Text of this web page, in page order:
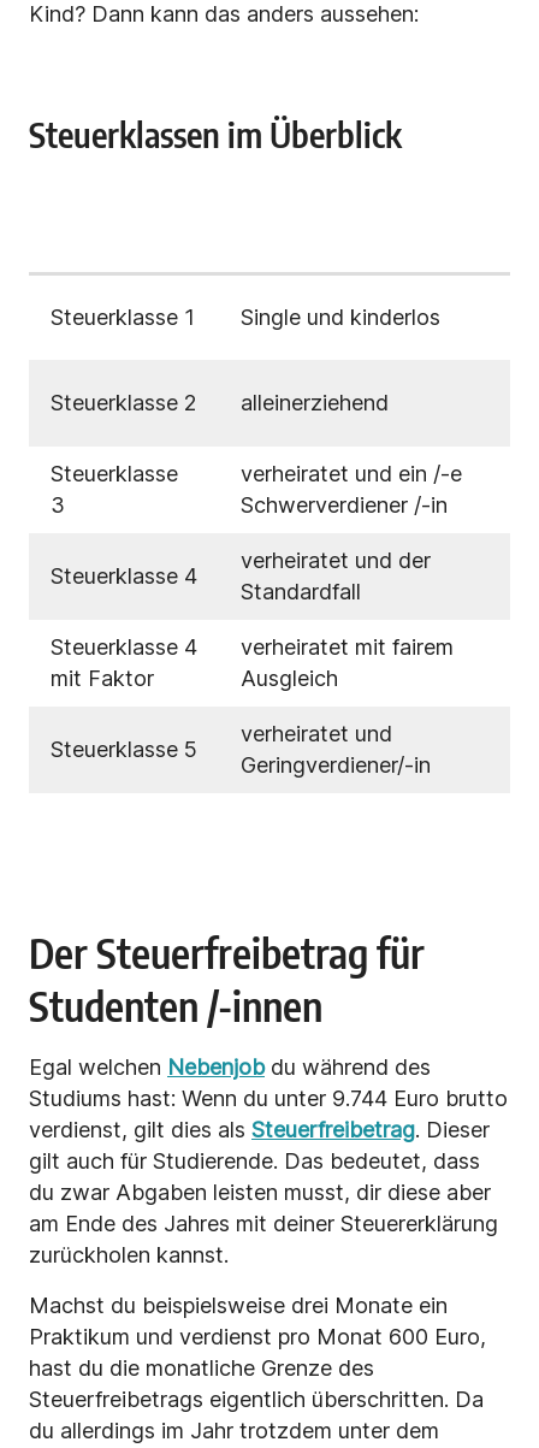
Kind? Dann kann das anders aussehen:
Steuerklassen im Überblick
Steuerklasse 1 Single und kinderlos
Steuerklasse 2 alleinerziehend
Steuerklasse
3
verheiratet und ein /-e
Schwerverdiener /-in
Steuerklasse 4
verheiratet und der
Standardfall
Steuerklasse 4
mit Faktor
verheiratet mit fairem
Ausgleich
Steuerklasse 5
verheiratet und
Geringverdiener/-in
Der Steuerfreibetrag für
Studenten /-innen
Egal welchen Nebenjobdu während des
Studiums hast: Wenn du unter 9.744 Euro brutto
verdienst, gilt dies als Steuerfreibetrag. Dieser
gilt auch für Studierende. Das bedeutet, dass
du zwar Abgaben leisten musst, dir diese aber
am Ende des Jahres mit deiner Steuererklärung
zurückholen kannst.
Machst du beispielsweise drei Monate ein
Praktikum und verdienst pro Monat 600 Euro,
hast du die monatliche Grenze des
Steuerfreibetrags eigentlich überschritten. Da
du allerdings im Jahr trotzdem unter dem